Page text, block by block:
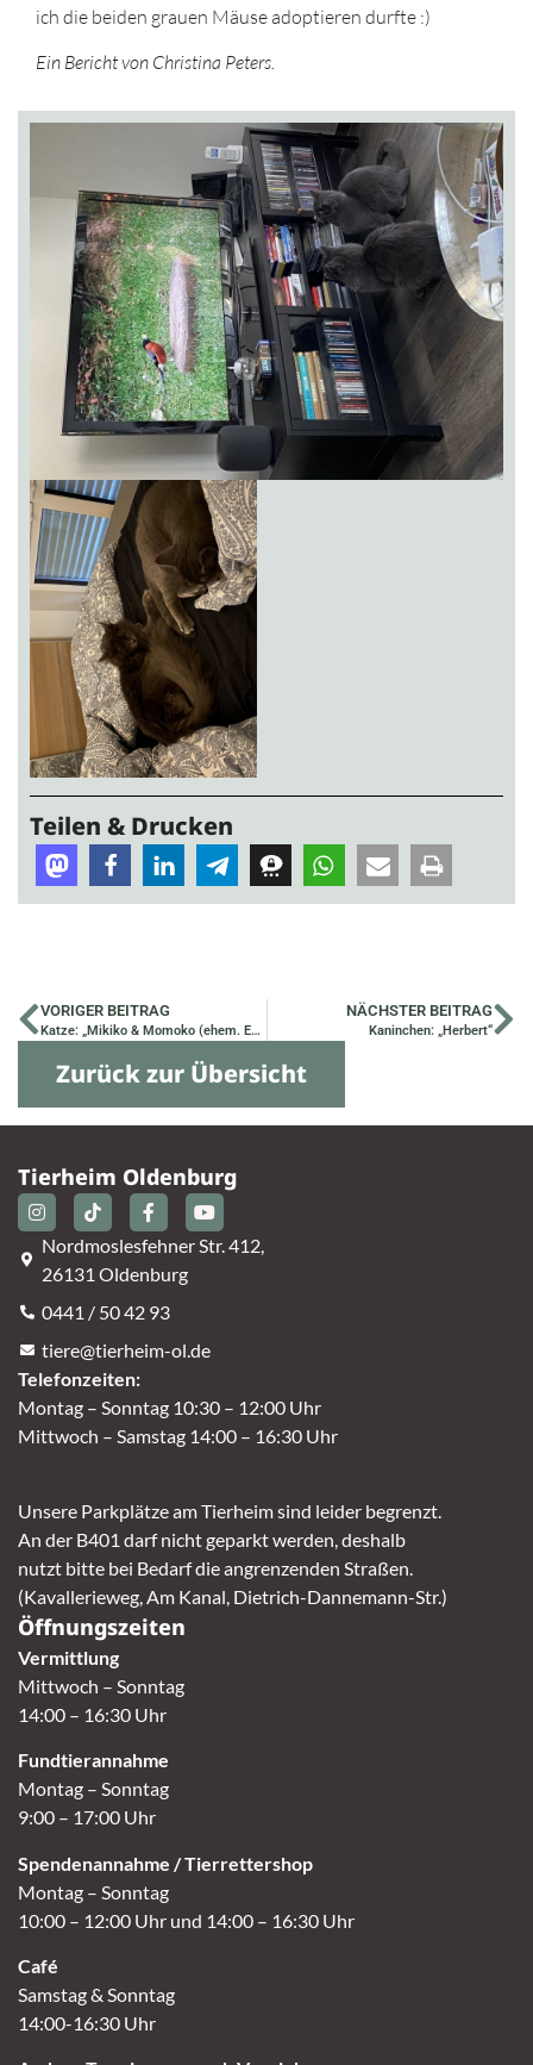
ich die beiden grauen Mäuse adoptieren durfte :)
Ein Bericht von Christina Peters.
Teilen & Drucken
VORIGER BEITRAG
Katze: „Mikiko & Momoko (ehem. Edda & Enni)“
NÄCHSTER BEITRAG
Kaninchen: „Herbert“
Zurück zur Übersicht
Tierheim Oldenburg
Nordmoslesfehner Str. 412,
26131 Oldenburg
0441 / 50 42 93
tiere@tierheim-ol.de
Telefonzeiten:
Montag – Sonntag 10:30 – 12:00 Uhr
Mittwoch – Samstag 14:00 – 16:30 Uhr
Unsere Parkplätze am Tierheim sind leider begrenzt.
An der B401 darf nicht geparkt werden, deshalb
nutzt bitte bei Bedarf die angrenzenden Straßen.
(Kavallerieweg, Am Kanal, Dietrich-Dannemann-Str.)
Öffnungszeiten
Vermittlung
Mittwoch – Sonntag
14:00 – 16:30 Uhr
Fundtierannahme
Montag – Sonntag
9:00 – 17:00 Uhr
Spendenannahme / Tierrettershop
Montag – Sonntag
10:00 – 12:00 Uhr und 14:00 – 16:30 Uhr
Café
Samstag & Sonntag
14:00-16:30 Uhr